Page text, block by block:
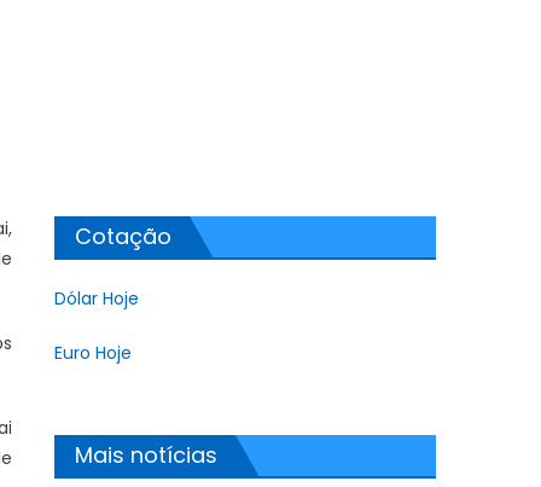
Cotação
Dólar Hoje
Euro Hoje
Mais notícias